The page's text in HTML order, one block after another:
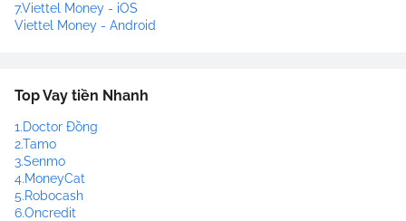
7.Viettel Money - iOS
Viettel Money - Android
Top Vay tiền Nhanh
1.Doctor Đồng
2.Tamo
3.Senmo
4.MoneyCat
5.Robocash
6.Oncredit